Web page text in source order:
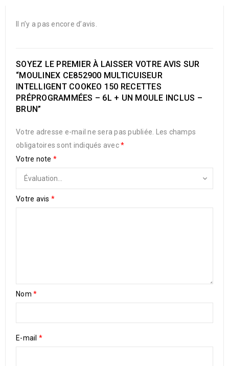
Il n’y a pas encore d’avis.
SOYEZ LE PREMIER À LAISSER VOTRE AVIS SUR
“MOULINEX CE852900 MULTICUISEUR
INTELLIGENT COOKEO 150 RECETTES
PRÉPROGRAMMÉES – 6L + UN MOULE INCLUS –
BRUN”
Votre adresse e-mail ne sera pas publiée.
Les champs
obligatoires sont indiqués avec*
Votre note *
Votre avis *
Nom *
E-mail *